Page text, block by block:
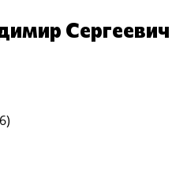
Сергеевич